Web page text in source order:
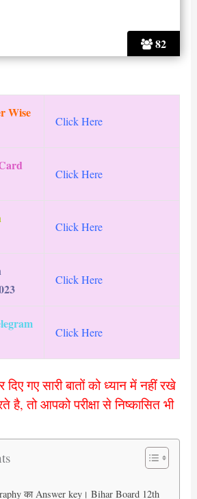
82
Wise
Click Here
Click Here
Click Here
Click Here
Click Here
गए सारी बातों को ध्यान में नहीं रखे
तो आपको परीक्षा से निष्कासित भी
का Answer key। Bihar Board 12th